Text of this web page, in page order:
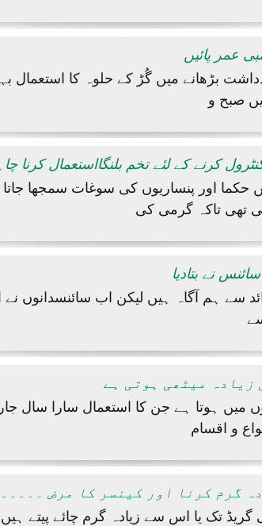
عمر پائیں
بڑھانے میں گُڑ کے حلوہ کا استعمال
صبح و
کرنے کے لئے تخم بلنگااستعمال کرنا
تھی تاکہ گرمی کی
نے بتادیا
سے ہم آگاہ ہیں لیکن اب سائنسدانوں نے
زیادہ میٹھی ہوتی ہے
میں ہوتا ہے جن کا استعمال سارا سال
و اقسام
گرم کرنا اور کینسر کا مرض ۔۔۔۔۔۔
سینٹی گریڈ تک یا اس سے زیادہ گرم چائے